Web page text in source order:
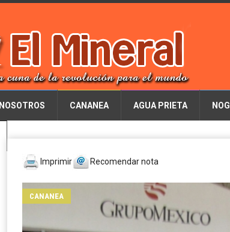
NOSOTROS CANANEA AGUA PRIETA
Imprimir Recomendar nota
CANANEA